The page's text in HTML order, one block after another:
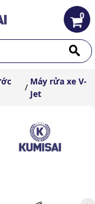
0
/
Máy rửa xe V-
Jet